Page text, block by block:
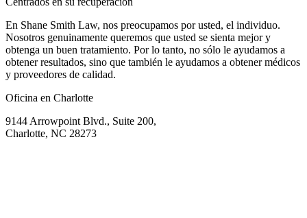
En Shane Smith Law, nos preocupamos por usted, el individuo.
Nosotros genuinamente queremos que usted se sienta mejor y
obtenga un buen tratamiento. Por lo tanto, no sólo le ayudamos a
obtener resultados, sino que también le ayudamos a obtener médicos
y proveedores de calidad.
Oficina en Charlotte
9144 Arrowpoint Blvd., Suite 200,
Charlotte, NC 28273